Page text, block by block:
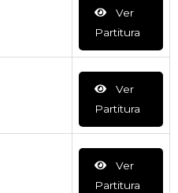
Ver
Partitura
Ver
Partitura
Ver
Partitura